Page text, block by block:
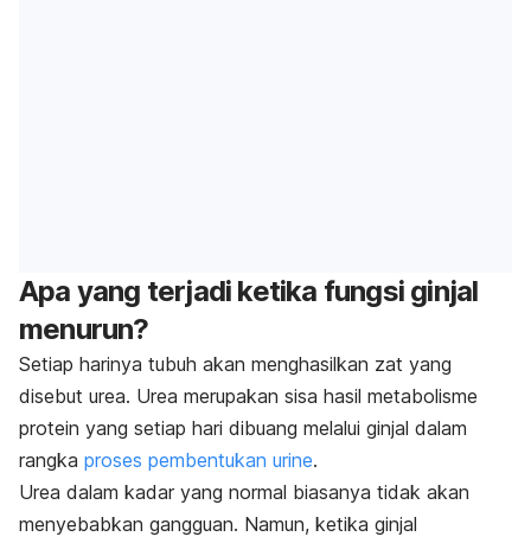
Apa yang terjadi ketika fungsi ginjal
menurun?
Setiap harinya tubuh akan menghasilkan zat yang
disebut urea. Urea merupakan sisa hasil metabolisme
protein yang setiap hari dibuang melalui ginjal dalam
rangka proses pembentukan urine.
Urea dalam kadar yang normal biasanya tidak akan
menyebabkan gangguan. Namun, ketika ginjal